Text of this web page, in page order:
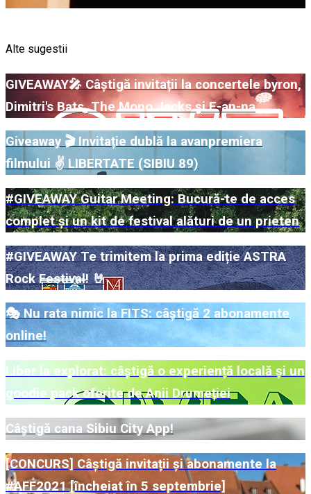
Alte sugestii
GIVEAWAY🎤 Câștigă invitații la concertele byron,
Dimitri's Bats, The Mono Jacks și E-an-na
Giveaway 🎬 Invitație dublă la avanpremiera
filmului ✌️ LIBERTATE (SIBIU 89)
#GIVEAWAY Guitar Meeting: Bucură-te de acces
complet și un kit de festival alături de un prieten
#GIVEAWAY Te trimitem la prima ediție ASTRA
Rock Festival! 🤘
🎭 Nu rata nimic la FITS: câștigă 2 abonamente
online!
Liber la explorat: câștigă o experiență locală și un
goodie pack oferite de Anii Drumeției
Câștigă cana Sibiu City App!
[CONCURS] Câștigă invitații și abonamente la
#AFF2021 [încheiat în 5 septembrie]